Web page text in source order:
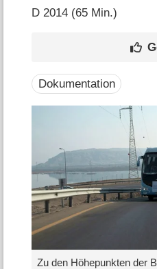
D 2014 (65 Min.)
Dokumentation
Zu den Höhepunkten der